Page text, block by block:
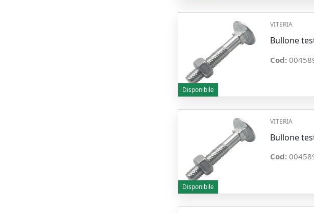
Disponibile
VITERIA
Bullone
Cod:
Disponibile
VITERIA
Bullone
Cod: